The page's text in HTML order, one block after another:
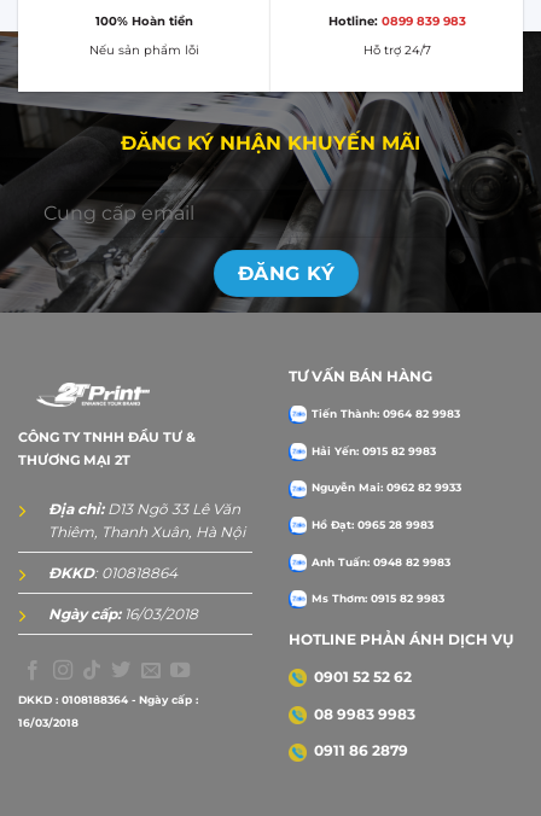
100% Hoàn tiền
Nếu sản phẩm lỗi
Hotline: 0899 839 983
Hỗ trợ 24/7
ĐĂNG KÝ NHẬN KHUYẾN MÃI
CÔNG TY TNHH ĐẦU TƯ &
THƯƠNG MẠI 2T
Địa chỉ:D13 Ngõ 33 Lê Văn
Thiêm, Thanh Xuân, Hà Nội
ĐKKD: 010818864
Ngày cấp:16/03/2018
DKKD : 0108188364 - Ngày cấp :
16/03/2018
TƯ VẤN BÁN HÀNG
Tiến Thành: 0964 82 9983
Hải Yến: 0915 82 9983
Nguyễn Mai: 0962 82 9933
Hồ Đạt: 0965 28 9983
Anh Tuấn: 0948 82 9983
Ms Thơm: 0915 82 9983
HOTLINE PHẢN ÁNH DỊCH VỤ
0901 52 52 62
08 9983 9983
0911 86 2879